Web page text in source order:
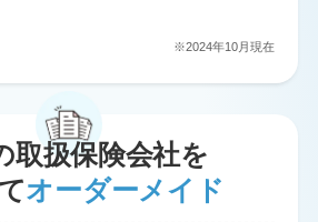
※2024年10月現在
取扱保険会社を
オーダーメイド